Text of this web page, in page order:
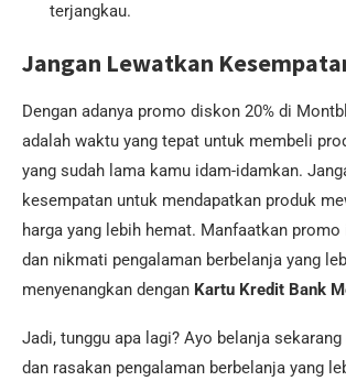
terjangkau.
Jangan Lewatkan
Dengan adanya promo diskon 20% di
adalah waktu yang tepat untuk membeli
yang sudah lama kamu idam-idamkan.
kesempatan untuk mendapatkan produk
harga yang lebih hemat. Manfaatkan
dan nikmati pengalaman berbelanja yang
menyenangkan dengan Kartu Kredit Bank
Jadi, tunggu apa lagi? Ayo belanja
dan rasakan pengalaman berbelanja yang